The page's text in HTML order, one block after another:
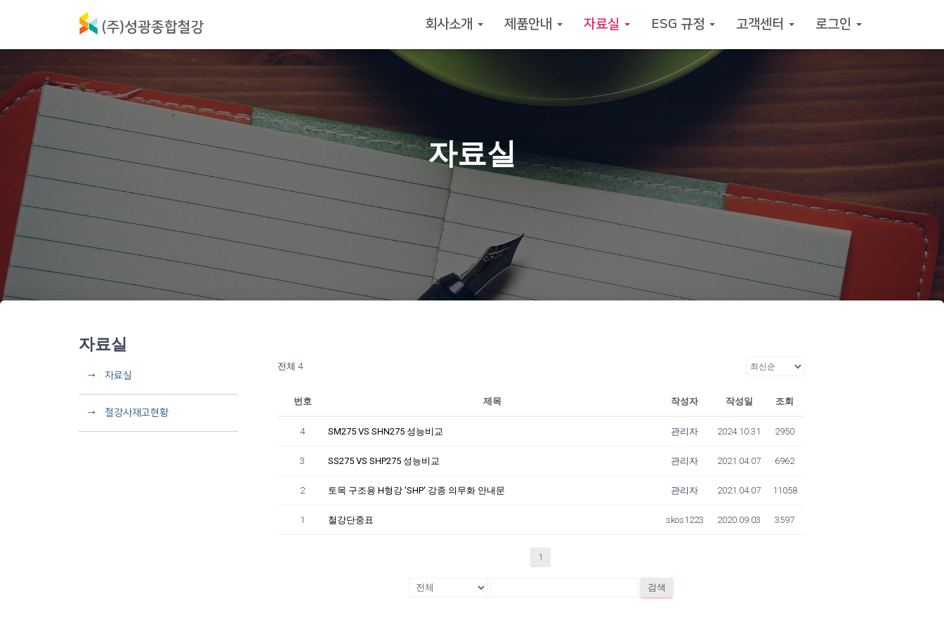
회사소개 제품안내 자료실 ESG 규정 고객센터 로그인
자료실
자료실
→ 자료실
→ 철강사재고현황
전체 4
번호 제목 작성자 작성일 조회
4 SM275 VS SHN275 성능비교 관리자 2024.10.31 2950
3 SS275 VS SHP275 성능비교 관리자 2021.04.07 6962
2 토목 구조용 H형강 'SHP' 강종 의무화 안내문 관리자 2021.04.07 11058
1 철강단중표 skos1223 2020.09.03 3597
1
검색